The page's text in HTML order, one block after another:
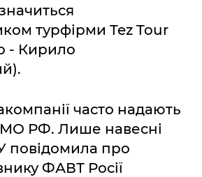
турфірми Tez Tour
- Кирило
часто надають
МО РФ. Лише навесні
повідомила про
ФАВТ Росії